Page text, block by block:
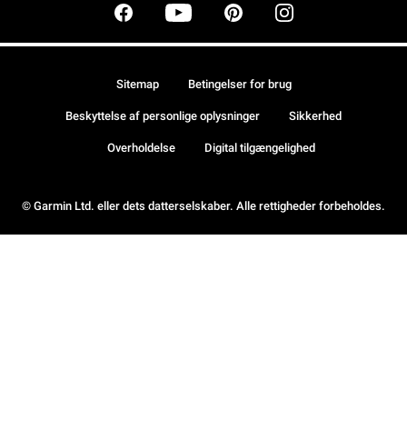
© Garmin Ltd. eller dets datterselskaber. Alle rettigheder forbeholdes.
Sitemap Betingelser for brug
Beskyttelse af personlige oplysninger Sikkerhed
Overholdelse Digital tilgængelighed